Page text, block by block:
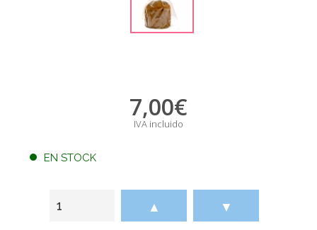
7,00€
IVA incluido
EN STOCK
▲ ▼